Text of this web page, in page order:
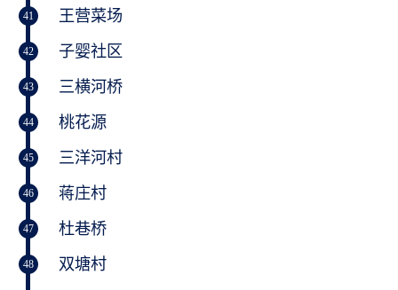
41 王营菜场
42 子婴社区
43 三横河桥
44 桃花源
45 三洋河村
46 蒋庄村
47 杜巷桥
48 双塘村